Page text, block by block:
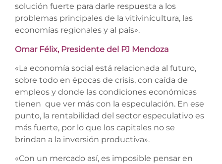
solución fuerte para darle respuesta a los
problemas principales de la vitivinícultura, las
economías regionales y al país».
Omar Félix, Presidente del PJ Mendoza
«La economía social está relacionada al futuro,
sobre todo en épocas de crisis, con caída de
empleos y donde las condiciones económicas
tienen que ver más con la especulación. En ese
punto, la rentabilidad del sector especulativo es
más fuerte, por lo que los capitales no se
brindan a la inversión productiva».
«Con un mercado así, es imposible pensar en